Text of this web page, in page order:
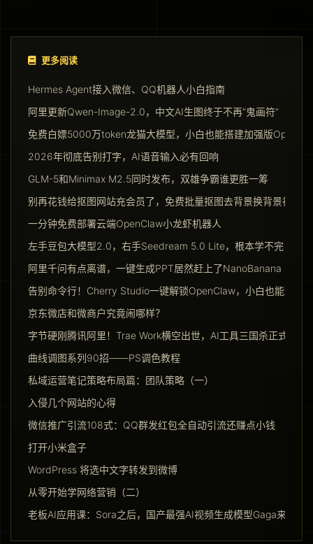
更多阅读
Hermes Agent接入微信、QQ机器人小白指南
阿里更新Qwen-Image-2.0，中文AI生图终于不再“鬼画符”
免费白嫖5000万token龙猫大模型，小白也能搭建加强版
2026年彻底告别打字，AI语音输入必有回响
GLM-5和Minimax M2.5同时发布，双雄争霸谁更胜一筹
别再花钱给抠图网站充会员了，免费批量抠图去背景换背景神器
一分钟免费部署云端OpenClaw小龙虾机器人
左手豆包大模型2.0，右手Seedream 5.0 Lite，根本学不完
阿里千问有点离谱，一键生成PPT居然赶上了NanoBanana Pro
告别命令行！Cherry Studio一键解锁OpenClaw，小白也能玩转
京东微店和微商户究竟闹哪样？
字节硬刚腾讯阿里！Trae Work横空出世，AI工具三国杀正式开打
曲线调图系列90招——PS调色教程
私域运营笔记策略布局篇：团队策略（一）
入侵几个网站的心得
微信推广引流108式：QQ群发红包全自动引流还赚点小钱
打开小米盒子
WordPress 将选中文字转发到微博
从零开始学网络营销（二）
老板AI应用课：Sora之后，国产最强AI视频生成模型Gaga来了